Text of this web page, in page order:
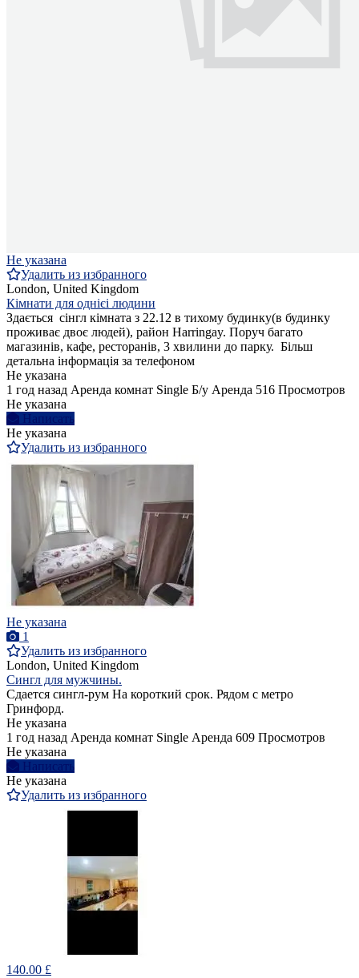
Не указана
Удалить из избранного
London, United Kingdom
Кімнати для однієі людини
Здається сінгл кімната з 22.12 в тихому будинку(в будинку
проживає двоє людей), район Harringay. Поруч багато
магазинів, кафе, ресторанів, 3 хвилини до парку. Більш
детальна інформація за телефоном
Не указана
1 год назад Аренда комнат Single Б/у Аренда 516 Просмотров
Не указана
Написать
Не указана
Удалить из избранного
Не указана
1
Удалить из избранного
London, United Kingdom
Сингл для мужчины.
Сдается сингл-рум На короткий срок. Рядом с метро
Гринфорд.
Не указана
1 год назад Аренда комнат Single Аренда 609 Просмотров
Не указана
Написать
Не указана
Удалить из избранного
140.00 £